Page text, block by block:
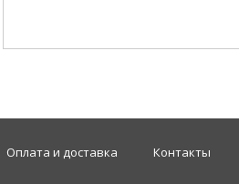
Оплата и доставка Контакты